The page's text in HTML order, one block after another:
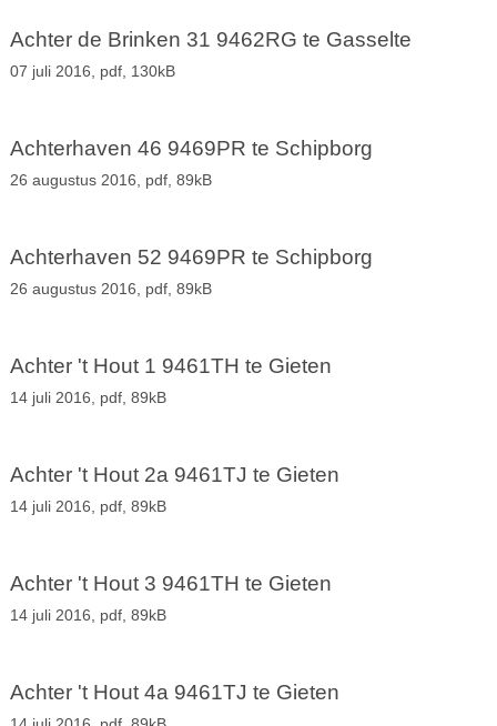
Achter de Brinken 31 9462RG te Gasselte
07 juli 2016, pdf, 130kB
Achterhaven 46 9469PR te Schipborg
26 augustus 2016, pdf, 89kB
Achterhaven 52 9469PR te Schipborg
26 augustus 2016, pdf, 89kB
Achter 't Hout 1 9461TH te Gieten
14 juli 2016, pdf, 89kB
Achter 't Hout 2a 9461TJ te Gieten
14 juli 2016, pdf, 89kB
Achter 't Hout 3 9461TH te Gieten
14 juli 2016, pdf, 89kB
Achter 't Hout 4a 9461TJ te Gieten